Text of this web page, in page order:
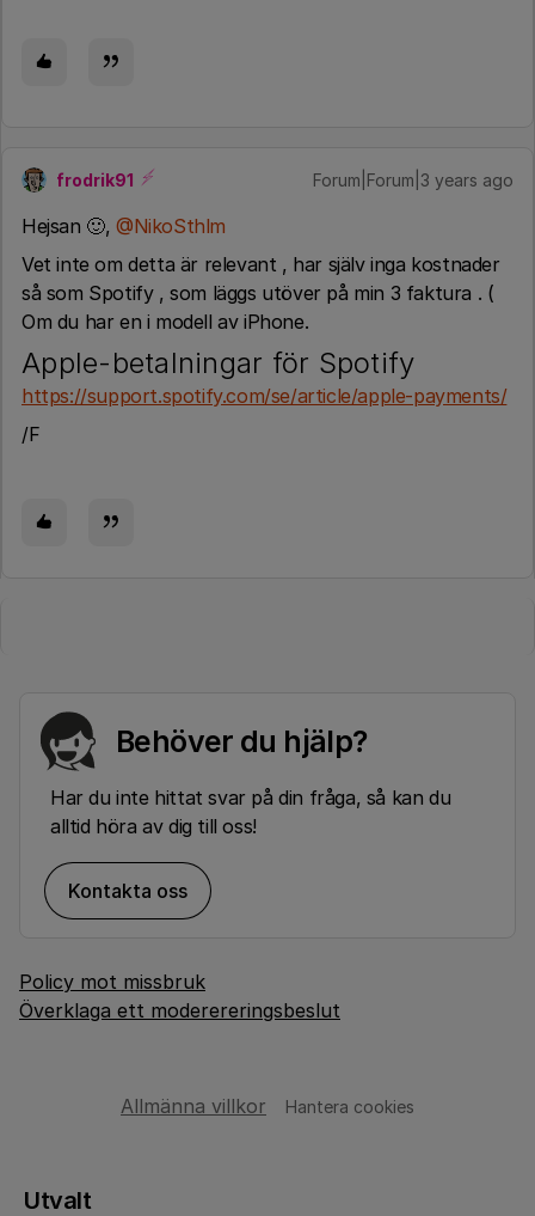
frodrik91 Forum|Forum|3 years ago
Hejsan 🙂, @NikoSthlm
Vet inte om detta är relevant , har själv inga kostnader
så som Spotify , som läggs utöver på min 3 faktura . (
Om du har en i modell av iPhone.
Apple-betalningar för Spotify
https://support.spotify.com/se/article/apple-payments/
/F
Behöver du hjälp?
Har du inte hittat svar på din fråga, så kan du
alltid höra av dig till oss!
Kontakta oss
Policy mot missbruk
Överklaga ett moderereringsbeslut
Allmänna villkor Hantera cookies
Utvalt